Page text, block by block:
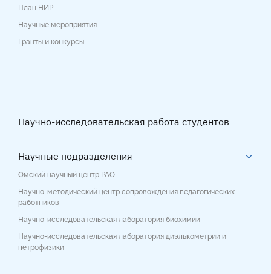
План НИР
Научные мероприятия
Гранты и конкурсы
Научно-исследовательская работа студентов
Научные подразделения
Омский научный центр РАО
Научно-методический центр сопровождения педагогических
работников
Научно-исследовательская лаборатория биохимии
Научно-исследовательская лаборатория диэлькометрии и
петрофизики